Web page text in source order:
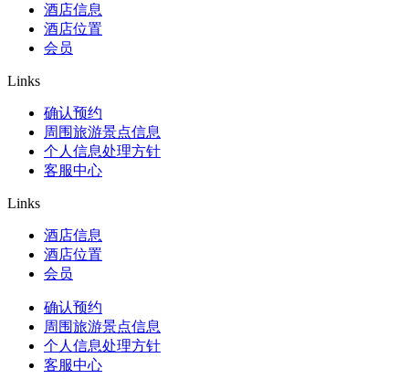
酒店信息
酒店位置
会员
Links
确认预约
周围旅游景点信息
个人信息处理方针
客服中心
Links
酒店信息
酒店位置
会员
确认预约
周围旅游景点信息
个人信息处理方针
客服中心